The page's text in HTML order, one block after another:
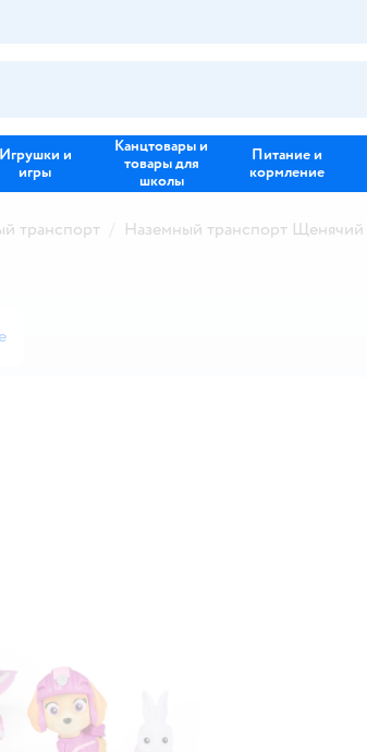
Игрушки и
игры
Канцтовары и
товары для
школы
Питание и
кормление
транспорт Наземный транспорт Щенячий